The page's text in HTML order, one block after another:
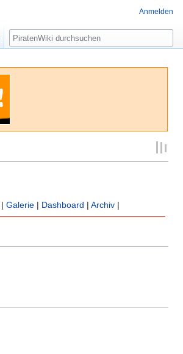
| Galerie | Dashboard | Archiv |
Anmelden
Suche